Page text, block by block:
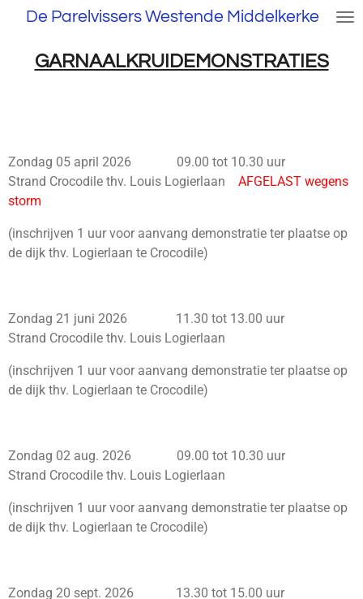
De Parelvissers Westende Middelkerke
GARNAALKRUIDEMONSTRATIES
Zondag 05 april 2026 09.00 tot 10.30 uur
Strand Crocodile thv. Louis Logierlaan AFGELAST wegens
storm
(inschrijven 1 uur voor aanvang demonstratie ter plaatse op
de dijk thv. Logierlaan te Crocodile)
Zondag 21 juni 2026 11.30 tot 13.00 uur
Strand Crocodile thv. Louis Logierlaan
(inschrijven 1 uur voor aanvang demonstratie ter plaatse op
de dijk thv. Logierlaan te Crocodile)
Zondag 02 aug. 2026 09.00 tot 10.30 uur
Strand Crocodile thv. Louis Logierlaan
(inschrijven 1 uur voor aanvang demonstratie ter plaatse op
de dijk thv. Logierlaan te Crocodile)
Zondag 20 sept. 2026 13.30 tot 15.00 uur